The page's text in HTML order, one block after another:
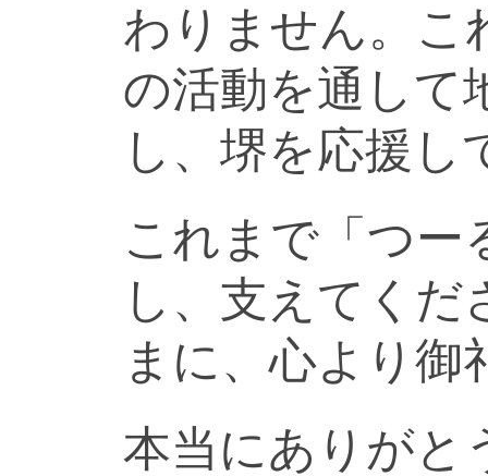
わりません。こ
の活動を通して
し、堺を応援し
これまで「つー
し、支えてく
まに、心より御
本当にありがと